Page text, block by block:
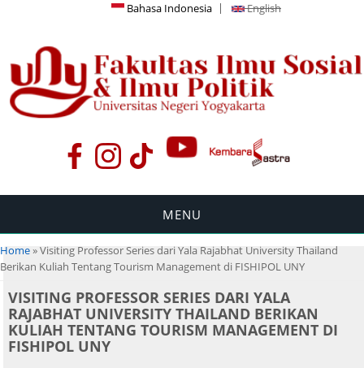
Bahasa Indonesia English
MENU
You are here
Home» Visiting Professor Series dari Yala Rajabhat University Thailand
Berikan Kuliah Tentang Tourism Management di FISHIPOL UNY
VISITING PROFESSOR SERIES DARI YALA
RAJABHAT UNIVERSITY THAILAND BERIKAN
KULIAH TENTANG TOURISM MANAGEMENT DI
FISHIPOL UNY